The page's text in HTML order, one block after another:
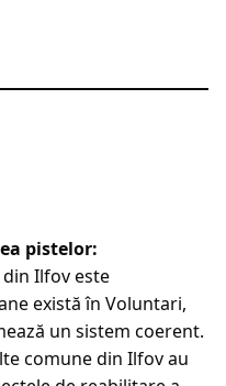
pistelor:
din Ilfov este
există în Voluntari,
un sistem coerent.
comune din Ilfov au